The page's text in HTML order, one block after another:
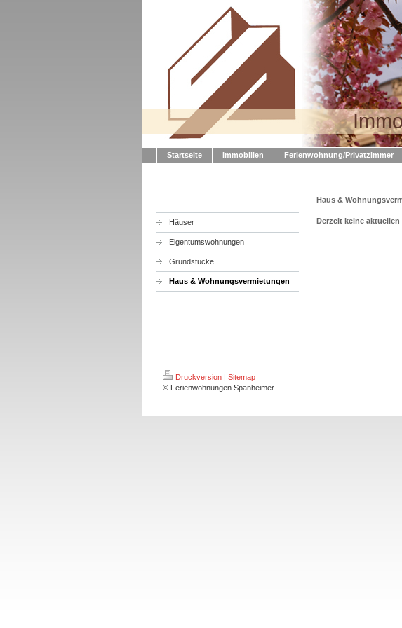
Startseite Immobilien Ferienwohnung/Privatzimmer
Häuser
Eigentumswohnungen
Grundstücke
Haus & Wohnungsvermietungen
Haus &
Derzeit keine
Druckversion | Sitemap
© Ferienwohnungen Spanheimer